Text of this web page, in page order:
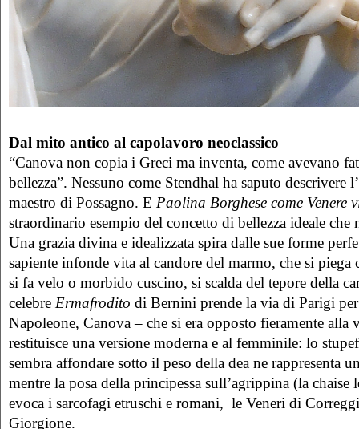
Dal mito antico al capolavoro neoclassico
“Canova non copia i Greci ma inventa, come avevano
bellezza”. Nessuno come Stendhal ha saputo descrivere
maestro di Possagno. E Paolina Borghese come Venere
straordinario esempio del concetto di bellezza ideale che
Una grazia divina e idealizzata spira dalle sue forme
sapiente infonde vita al candore del marmo, che si piega
si fa velo o morbido cuscino, si scalda del tepore della
celebre Ermafrodito di Bernini prende la via di Parigi
Napoleone, Canova – che si era opposto fieramente alla
restituisce una versione moderna e al femminile: lo
sembra affondare sotto il peso della dea ne rappresenta
mentre la posa della principessa sull’agrippina (la
evoca i sarcofagi etruschi e romani, le Veneri di
Giorgione.